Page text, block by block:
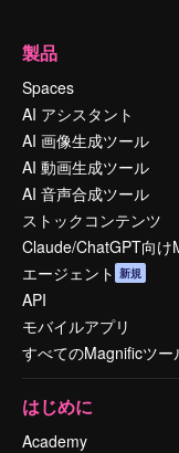
製品
Spaces
AI アシスタント
AI 画像生成ツール
AI 動画生成ツール
AI 音声合成ツール
ストックコンテンツ
Claude/ChatGPT向け
エージェント 新規
API
モバイルアプリ
すべてのMagnificツー
はじめに
Academy